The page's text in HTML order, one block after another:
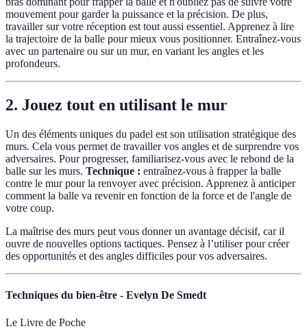
mouvement pour garder la puissance et la précision. De plus,
travailler sur votre réception est tout aussi essentiel. Apprenez à lire
la trajectoire de la balle pour mieux vous positionner. Entraînez-vous
avec un partenaire ou sur un mur, en variant les angles et les
profondeurs.
2. Jouez tout en utilisant le mur
Un des éléments uniques du padel est son utilisation stratégique des
murs. Cela vous permet de travailler vos angles et de surprendre vos
adversaires. Pour progresser, familiarisez-vous avec le rebond de la
balle sur les murs. Technique : entraînez-vous à frapper la balle
contre le mur pour la renvoyer avec précision. Apprenez à anticiper
comment la balle va revenir en fonction de la force et de l'angle de
votre coup.
La maîtrise des murs peut vous donner un avantage décisif, car il
ouvre de nouvelles options tactiques. Pensez à l’utiliser pour créer
des opportunités et des angles difficiles pour vos adversaires.
Techniques du bien-être - Evelyn De Smedt
Le Livre de Poche